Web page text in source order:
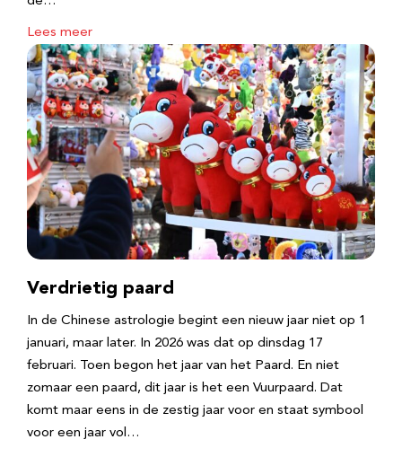
Lees meer
Verdrietig paard
In de Chinese astrologie begint een nieuw jaar niet op 1
januari, maar later. In 2026 was dat op dinsdag 17
februari. Toen begon het jaar van het Paard. En niet
zomaar een paard, dit jaar is het een Vuurpaard. Dat
komt maar eens in de zestig jaar voor en staat symbool
voor een jaar vol…